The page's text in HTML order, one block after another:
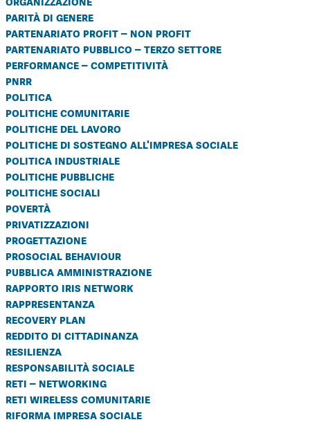
parità di genere
partenariato profit – non profit
partenariato pubblico – terzo settore
performance – competitività
pnrr
politica
politiche comunitarie
politiche del lavoro
politiche di sostegno all'impresa sociale
politica industriale
politiche pubbliche
politiche sociali
povertà
privatizzazioni
progettazione
prosocial behaviour
pubblica amministrazione
rapporto iris network
rappresentanza
recovery plan
reddito di cittadinanza
resilienza
responsabilità sociale
reti – networking
reti wireless comunitarie
riforma impresa sociale